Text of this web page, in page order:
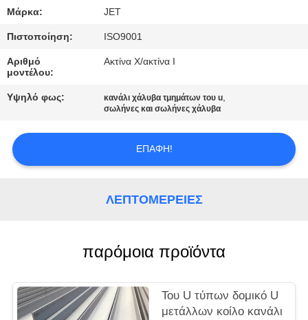
ΜΑΣ
ΈΝΑ
ΑΠΌΣΠΑΣΜΑ
PRIVACY
Μάρκα: JET
Πιστοποίηση: ISO9001
Αριθμό
μοντέλου:
Ακτίνα Χ/ακτίνα Ι
Υψηλό φως: κανάλι χάλυβα τμημάτων του u,
σωλήνες και σωλήνες χάλυβα
ΕΠΑΦΉ!
ΛΕΠΤΟΜΈΡΕΙΕΣ
παρόμοια προϊόντα
Του U τύπων δομικό U
μετάλλων κοίλο κανάλι